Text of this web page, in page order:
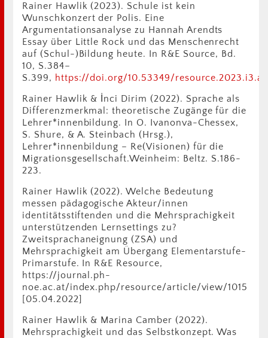
Rainer Hawlik (2023). Schule ist kein
Wunschkonzert der Polis. Eine
Argumentationsanalyse zu Hannah Arendts
Essay über Little Rock und das Menschenrecht
auf (Schul-)Bildung heute. In R&E Source, Bd.
10, S.384–
S.399, https://doi.org/10.53349/
Rainer Hawlik & İnci Dirim (2022). Sprache als
Differenzmerkmal: theoretische Zugänge für die
Lehrer*innenbildung. In O. Ivanonva-Chessex,
S. Shure, & A. Steinbach (Hrsg.),
Lehrer*innenbildung – Re(Visionen) für die
Migrationsgesellschaft.Weinheim: Beltz. S.186-
223.
Rainer Hawlik (2022). Welche Bedeutung
messen pädagogische Akteur/innen
identitätsstiftenden und die Mehrsprachigkeit
unterstützenden Lernsettings zu?
Zweitsprachaneignung (ZSA) und
Mehrsprachigkeit am Übergang Elementarstufe-
Primarstufe. In R&E Resource,
https://journal.ph-
noe.ac.at/index.php/resource/article/view/1015
[05.04.2022]
Rainer Hawlik & Marina Camber (2022).
Mehrsprachigkeit und das Selbstkonzept. Was